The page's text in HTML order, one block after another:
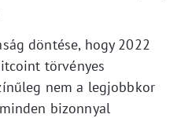
döntése, hogy 2022
törvényes
nem a legjobbkor
bizonnyal